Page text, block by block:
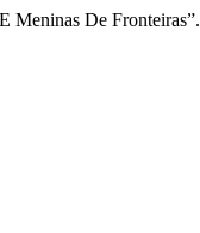
Meninas De Fronteiras”.